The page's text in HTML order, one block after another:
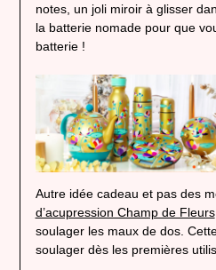
notes, un joli miroir à glisser
la batterie nomade pour que
batterie !
Autre idée cadeau et pas des
d’acupression Champ de Fleurs
soulager les maux de dos.
soulager dès les premières